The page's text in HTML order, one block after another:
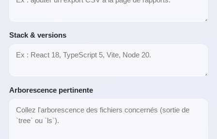
Stack & versions
Arborescence pertinente